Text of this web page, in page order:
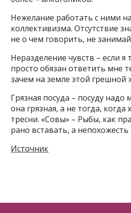
Нежелание работать с ними
коллективизма. Отсутствие
не о чем говорить, не
Неразделение чувств – если
просто обязан ответить мне
зачем на земле этой грешной
Грязная посуда – посуду надо
она грязная, а не тогда, когда
тресни. «Совы» – Рыбы, как
рано вставать, а
Источник